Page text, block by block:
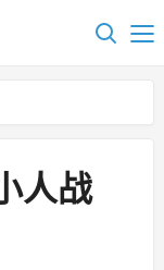
人战